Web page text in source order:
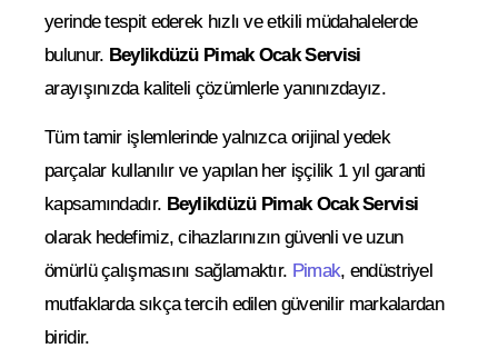
yerinde tespit ederek hızlı ve etkili müdahalelerde
bulunur. Beylikdüzü Pimak Ocak Servisi
arayışınızda kaliteli çözümlerle yanınızdayız.
Tüm tamir işlemlerinde yalnızca orijinal yedek
parçalar kullanılır ve yapılan her işçilik 1 yıl garanti
kapsamındadır. Beylikdüzü Pimak Ocak Servisi
olarak hedefimiz, cihazlarınızın güvenli ve uzun
ömürlü çalışmasını sağlamaktır. Pimak, endüstriyel
mutfaklarda sıkça tercih edilen güvenilir markalardan
biridir.